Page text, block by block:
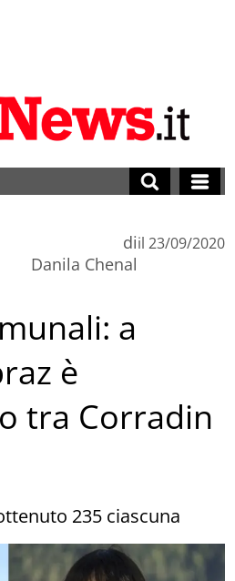
di
Danila Chenal
il 23/09/2020
a
è
tra Corradin
235 ciascuna